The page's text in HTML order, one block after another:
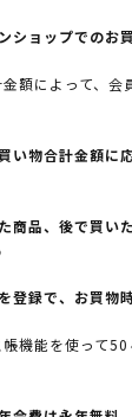
ショップでのお
額によって、会
い物合計金額に
商品、後で買い
登録で、お買物
機能を使って